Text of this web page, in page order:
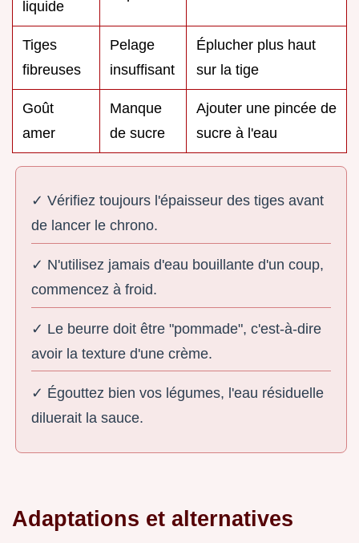
liquide
Tiges
fibreuses
Pelage
insuffisant
Éplucher plus haut
sur la tige
Goût
amer
Manque
de sucre
Ajouter une pincée de
sucre à l'eau
✓ Vérifiez toujours l'épaisseur des tiges avant
de lancer le chrono.
✓ N'utilisez jamais d'eau bouillante d'un coup,
commencez à froid.
✓ Le beurre doit être "pommade", c'est-à-dire
avoir la texture d'une crème.
✓ Égouttez bien vos légumes, l'eau résiduelle
diluerait la sauce.
Adaptations et alternatives